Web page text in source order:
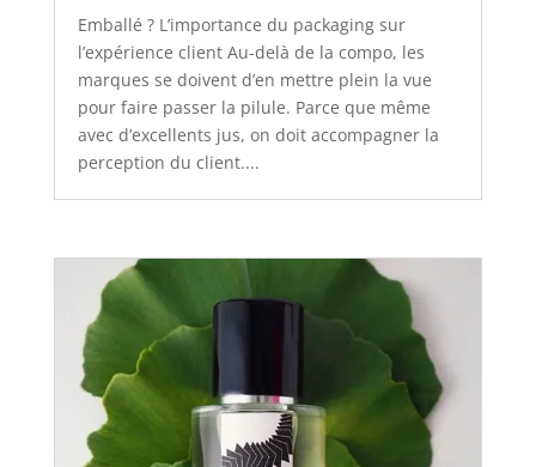
Emballé ? L’importance du packaging sur
l’expérience client Au-delà de la compo, les
marques se doivent d’en mettre plein la vue
pour faire passer la pilule. Parce que même
avec d’excellents jus, on doit accompagner la
perception du client....